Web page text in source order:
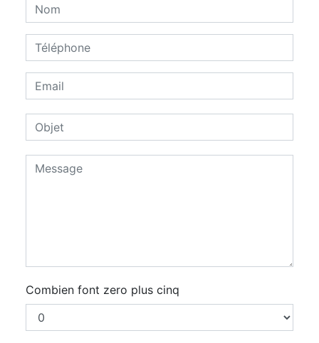
Combien font zero plus cinq